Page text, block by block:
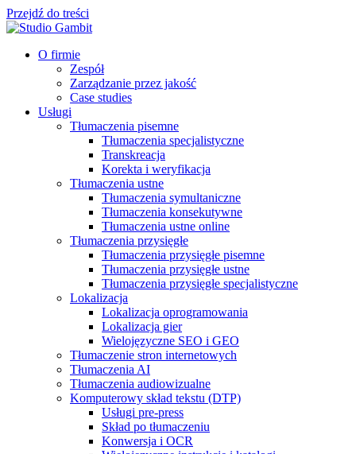
Przejdź do treści
O firmie
Zespół
Zarządzanie przez jakość
Case studies
Usługi
Tłumaczenia pisemne
Tłumaczenia specjalistyczne
Transkreacja
Korekta i weryfikacja
Tłumaczenia ustne
Tłumaczenia symultaniczne
Tłumaczenia konsekutywne
Tłumaczenia ustne online
Tłumaczenia przysięgłe
Tłumaczenia przysięgłe pisemne
Tłumaczenia przysięgłe ustne
Tłumaczenia przysięgłe specjalistyczne
Lokalizacja
Lokalizacja oprogramowania
Lokalizacja gier
Wielojęzyczne SEO i GEO
Tłumaczenie stron internetowych
Tłumaczenia AI
Tłumaczenia audiowizualne
Komputerowy skład tekstu (DTP)
Usługi pre-press
Skład po tłumaczeniu
Konwersja i OCR